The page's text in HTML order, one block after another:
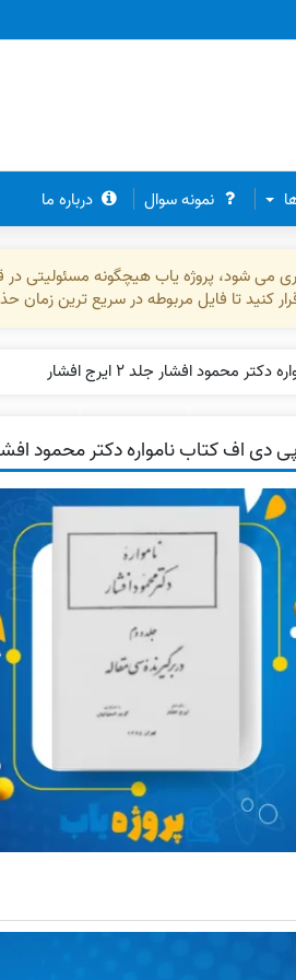
نمونه سوال درباره ما
می شود، پروژه یاب هیچگونه
کنید تا فایل مربوطه در سریع ترین
محمود افشار جلد ۲ ایرج افشار
دی اف کتاب نامواره دکتر محمود افشار جلد ۲